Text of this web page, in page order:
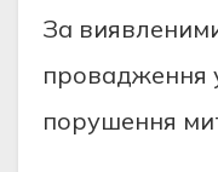
За
провадження
порушення